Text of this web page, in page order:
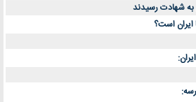
به شهادت رسیدند
ایران است؟